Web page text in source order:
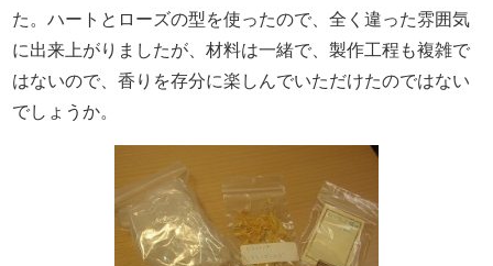
た。ハートとローズの型を使ったので、全く違った雰囲気
に出来上がりましたが、材料は一緒で、製作工程も複雑で
はないので、香りを存分に楽しんでいただけたのではない
でしょうか。